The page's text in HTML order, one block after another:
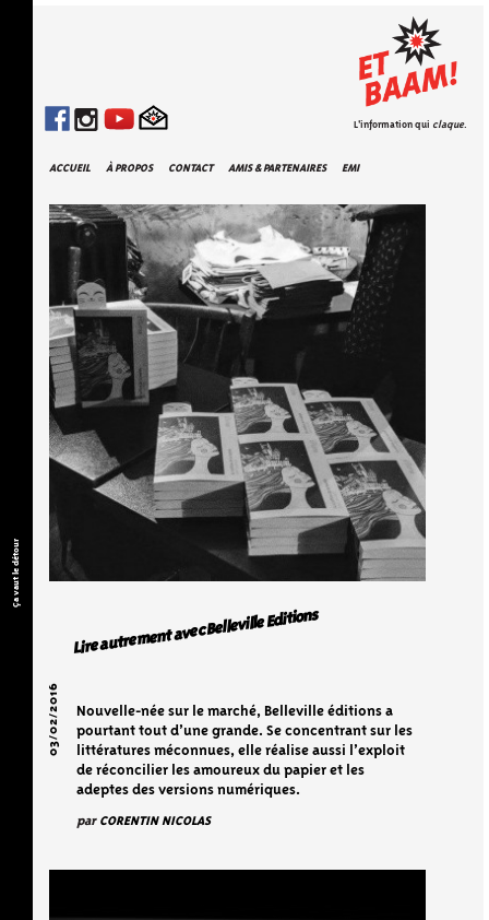
Ça vaut le détour
ACCUEIL À PROPOS CONTACT AMIS & PARTENAIRES EMI
L'information qui claque.
Lire autrement avec Belleville Editions
03/02/2016
Nouvelle-née sur le marché, Belleville éditions a
pourtant tout d’une grande. Se concentrant sur les
littératures méconnues, elle réalise aussi l’exploit
de réconcilier les amoureux du papier et les
adeptes des versions numériques.
par CORENTIN NICOLAS